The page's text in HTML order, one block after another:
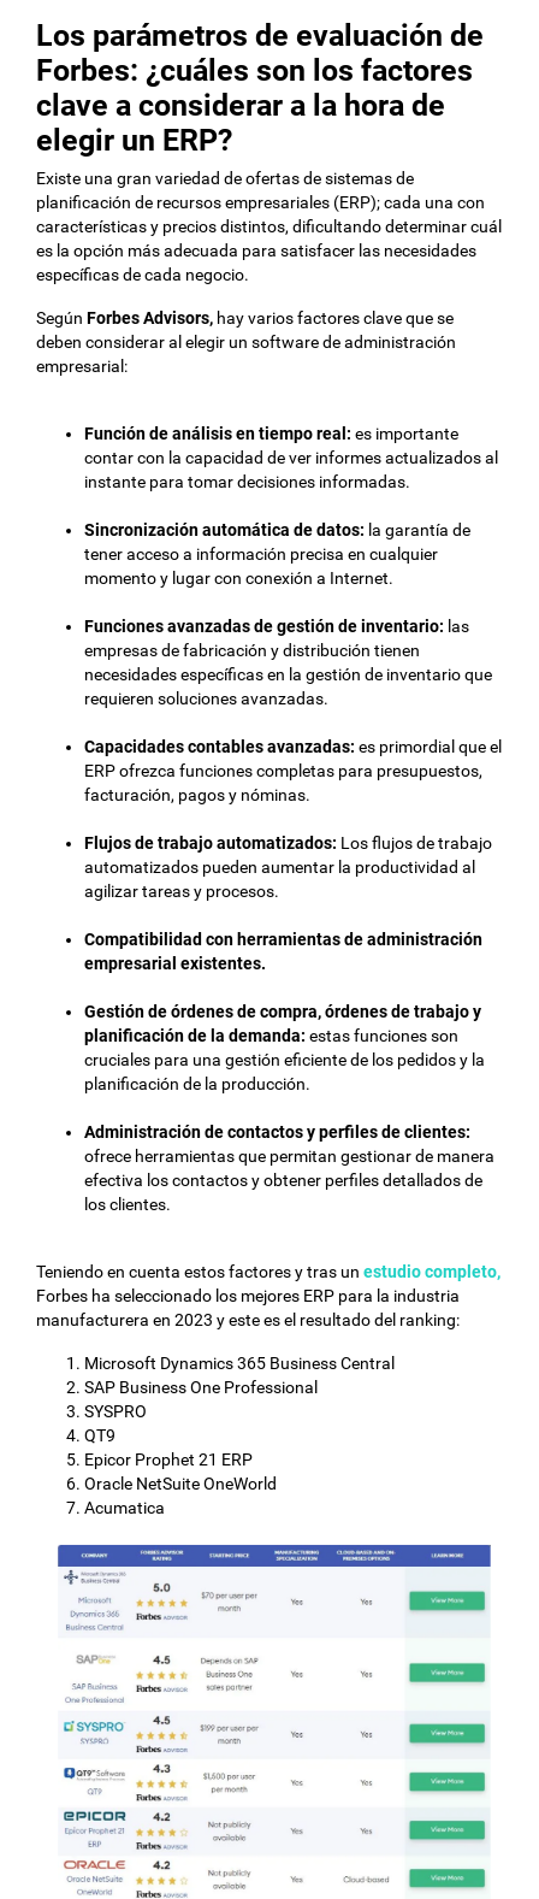
Los parámetros de evaluación de
Forbes: ¿cuáles son los factores
clave a considerar a la hora de
elegir un ERP?
Existe una gran variedad de ofertas de sistemas de
planificación de recursos empresariales (ERP); cada una con
características y precios distintos, dificultando determinar cuál
es la opción más adecuada para satisfacer las necesidades
específicas de cada negocio.
SegúnForbes Advisors, hay varios factores clave que se
deben considerar al elegir un software de administración
empresarial:
Función de análisis en tiempo real: es importante
contar con la capacidad de ver informes actualizados al
instante para tomar decisiones informadas.
Sincronización automática de datos: la garantía de
tener acceso a información precisa en cualquier
momento y lugar con conexión a Internet.
Funciones avanzadas de gestión de inventario: las
empresas de fabricación y distribución tienen
necesidades específicas en la gestión de inventario que
requieren soluciones avanzadas.
Capacidades contables avanzadas: es primordial que el
ERP ofrezca funciones completas para presupuestos,
facturación, pagos y nóminas.
Flujos de trabajo automatizados: Los flujos de trabajo
automatizados pueden aumentar la productividad al
agilizar tareas y procesos.
Compatibilidad con herramientas de administración
empresarial existentes.
Gestión de órdenes de compra, órdenes de trabajo y
planificación de la demanda:estas funciones son
cruciales para una gestión eficiente de los pedidos y la
planificación de la producción.
Administración de contactos y perfiles de clientes:
ofrece herramientas que permitan gestionar de manera
efectiva los contactos y obtener perfiles detallados de
los clientes.
Teniendo en cuenta estos factores y tras unestudio completo,
Forbes ha seleccionado los mejores ERP para la industria
manufacturera en 2023 y este es el resultado del ranking:
Microsoft Dynamics 365 Business Central
SAP Business One Professional
SYSPRO
QT9
Epicor Prophet 21 ERP
Oracle NetSuite OneWorld
Acumatica